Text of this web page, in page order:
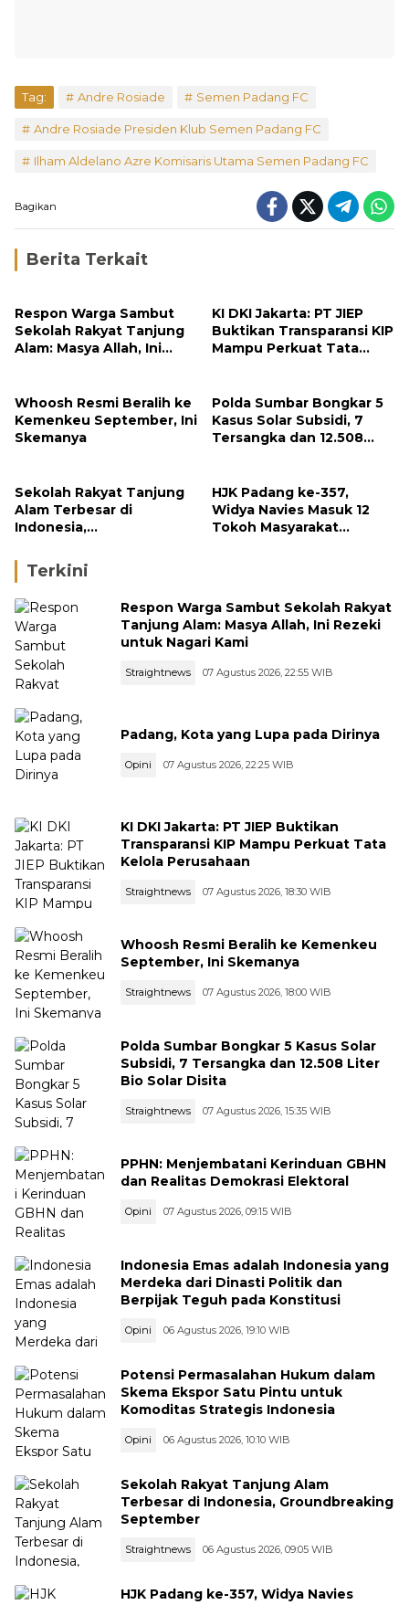
Tag: Andre Rosiade Semen Padang FC
Andre Rosiade Presiden Klub Semen Padang FC
Ilham Aldelano Azre Komisaris Utama Semen Padang FC
Bagikan
Berita Terkait
Respon Warga Sambut
Sekolah Rakyat Tanjung
Alam: Masya Allah, Ini
KI DKI Jakarta: PT JIEP
Buktikan Transparansi KIP
Mampu Perkuat Tata
Whoosh Resmi Beralih ke
Kemenkeu September, Ini
Skemanya
Polda Sumbar Bongkar 5
Kasus Solar Subsidi, 7
Tersangka dan 12.508
Sekolah Rakyat Tanjung
Alam Terbesar di
Indonesia,
September
HJK Padang ke-357,
Widya Navies Masuk 12
Tokoh Masyarakat
Terkini
Respon Warga Sambut Sekolah Rakyat
Tanjung Alam: Masya Allah, Ini Rezeki
untuk Nagari Kami
Straightnews 07 Agustus 2026, 22:55 WIB
Padang, Kota yang Lupa pada Dirinya
Opini 07 Agustus 2026, 22:25 WIB
KI DKI Jakarta: PT JIEP Buktikan
Transparansi KIP Mampu Perkuat Tata
Kelola Perusahaan
Straightnews 07 Agustus 2026, 18:30 WIB
Whoosh Resmi Beralih ke Kemenkeu
September, Ini Skemanya
Straightnews 07 Agustus 2026, 18:00 WIB
Polda Sumbar Bongkar 5 Kasus Solar
Subsidi, 7 Tersangka dan 12.508 Liter
Bio Solar Disita
Straightnews 07 Agustus 2026, 15:35 WIB
PPHN: Menjembatani Kerinduan GBHN
dan Realitas Demokrasi Elektoral
Opini 07 Agustus 2026, 09:15 WIB
Indonesia Emas adalah Indonesia yang
Merdeka dari Dinasti Politik dan
Berpijak Teguh pada Konstitusi
Opini 06 Agustus 2026, 19:10 WIB
Potensi Permasalahan Hukum dalam
Skema Ekspor Satu Pintu untuk
Komoditas Strategis Indonesia
Opini 06 Agustus 2026, 10:10 WIB
Sekolah Rakyat Tanjung Alam
Terbesar di Indonesia, Groundbreaking
September
Straightnews 06 Agustus 2026, 09:05 WIB
HJK Padang ke-357, Widya Navies